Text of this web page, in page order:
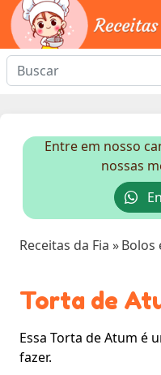
Entre em nosso
nossas
Receitas da Fia »Bolos
Torta de
Essa Torta de Atum é
fazer.